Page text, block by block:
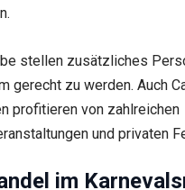
stellen zusätzliches
gerecht zu werden. Auch
profitieren von zahlreichen
und privaten
im